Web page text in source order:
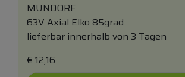
MUNDORF
63V Axial Elko 85grad
lieferbar innerhalb von 3 Tagen
€ 12,16